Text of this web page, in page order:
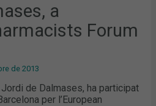
a
Forum
de 2013
de Dalmases, ha participat
per l’European